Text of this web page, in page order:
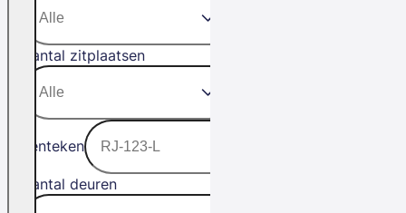
Aantal zitplaatsen
Kenteken
Aantal deuren